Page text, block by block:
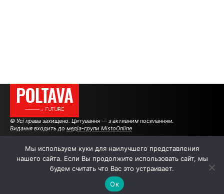
POLTAVA
———→ FUTURE
© Усі права захищено. Цитування — з активним посиланням.
Видання входить до медіа-групи MistoOnline
АВТОРИ РЕКЛАМА НА САЙТІ
Мы используем куки для наилучшего представления
нашего сайта. Если Вы продолжите использовать сайт, мы
будем считать что Вас это устраивает.
Ок